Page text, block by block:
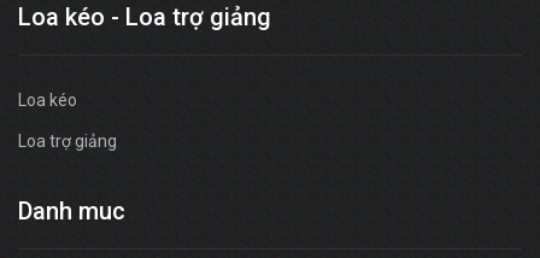
Loa kéo - Loa trợ giảng
Loa kéo
Loa trợ giảng
Danh muc